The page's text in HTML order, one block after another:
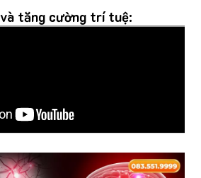
tăng cường trí tuệ: